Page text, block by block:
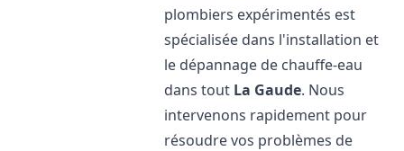
plombiers expérimentés est
spécialisée dans l'installation et
le dépannage de chauffe-eau
dans tout La Gaude. Nous
intervenons rapidement pour
résoudre vos problèmes de